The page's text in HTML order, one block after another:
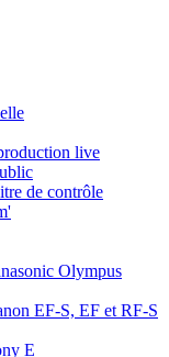
live
de contrôle
Olympus
EF-S, EF et RF-S
E